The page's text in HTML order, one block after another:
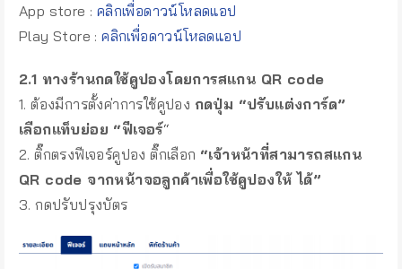
App store : คลิกเพื่อดาวน์โหลดแอป
Play Store : คลิกเพื่อดาวน์โหลดแอป
2.1 ทางร้านกดใช้คูปองโดยการสแกน QR code
1. ต้องมีการตั้งค่าการใช้คูปอง กดปุ่ม “ปรับแต่งการ์ด”
เลือกแท็บย่อย “ฟีเจอร์“
2. ติ๊กตรงฟีเจอร์คูปอง ติ๊กเลือก “เจ้าหน้าที่สามารถสแกน
QR code จากหน้าจอลูกค้าเพื่อใช้คูปองให้ ได้”
3. กดปรับปรุงบัตร